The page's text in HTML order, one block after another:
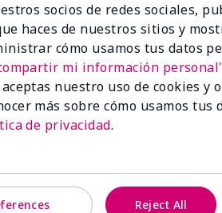
0 Marcar esta opinión
socios de redes sociales,
haces de nuestros sitios y
cómo usamos tus datos
mi información
nuestro uso de cookies y
más sobre cómo usamos tus
de privacidad.
Reject All